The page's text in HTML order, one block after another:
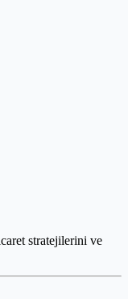
stratejilerini ve